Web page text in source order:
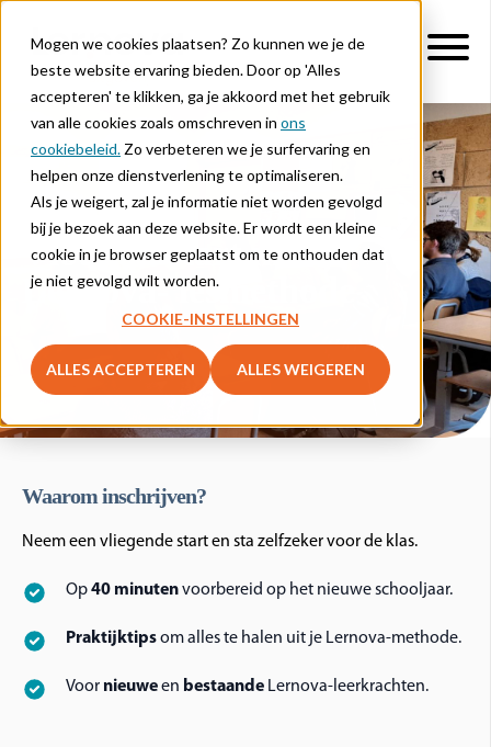
Mogen we cookies plaatsen? Zo kunnen we je de
beste website ervaring bieden. Door op 'Alles
accepteren' te klikken, ga je akkoord met het gebruik
van alle cookies zoals omschreven in ons
cookiebeleid. Zo verbeteren we je surfervaring en
helpen onze dienstverlening te optimaliseren.
Als je weigert, zal je informatie niet worden gevolgd
bij je bezoek aan deze website. Er wordt een kleine
cookie in je browser geplaatst om te onthouden dat
je niet gevolgd wilt worden.
COOKIE-INSTELLINGEN
ALLES ACCEPTEREN ALLES WEIGEREN
Vlot van start met je
Lernova- lesmethode
Waarom inschrijven?
Neem een vliegende start en sta zelfzeker voor de klas.
Op40 minutenvoorbereid op het nieuwe schooljaar.
Praktijktipsom alles te halen uit je Lernova-methode.
Voor nieuween bestaande Lernova-leerkrachten.